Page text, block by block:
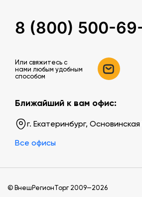
8 (800) 500-
Или свяжитесь c
нами любым удобным
способом
Ближайший к вам офис:
г. Екатеринбург,
Все офисы
© ВнешРегионТорг 2009—2026